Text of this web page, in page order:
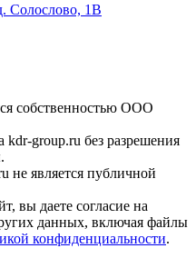
Солослово, 1В
собственностью ООО
group.ru без разрешения
не является публичной
вы даете согласие на
данных, включая файлы
конфиденциальности.